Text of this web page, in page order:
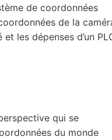
de coordonnées
de la
les dépenses d’un
qui se
du monde